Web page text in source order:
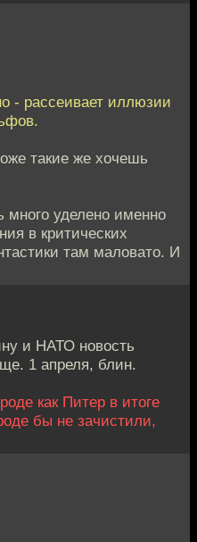
- рассеивает иллюзии
такие же хочешь
много уделено именно
в критических
там маловато. И
и НАТО новость
1 апреля, блин.
как Питер в итоге
бы не зачистили,